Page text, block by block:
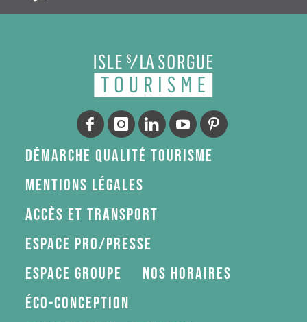
Démarche Qualité Tourisme
Mentions légales
Accès et transport
Espace pro/presse
Espace groupe
Nos horaires
Éco-conception